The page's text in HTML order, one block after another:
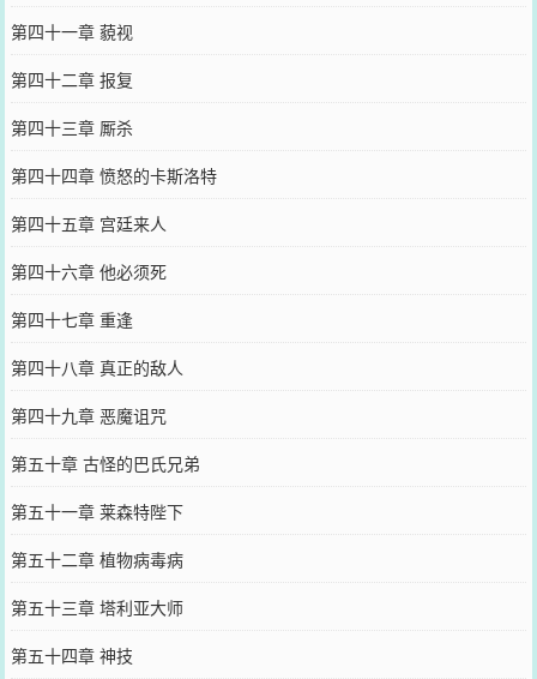
第四十一章 藐视
第四十二章 报复
第四十三章 厮杀
第四十四章 愤怒的卡斯洛特
第四十五章 宫廷来人
第四十六章 他必须死
第四十七章 重逢
第四十八章 真正的敌人
第四十九章 恶魔诅咒
第五十章 古怪的巴氏兄弟
第五十一章 莱森特陛下
第五十二章 植物病毒病
第五十三章 塔利亚大师
第五十四章 神技